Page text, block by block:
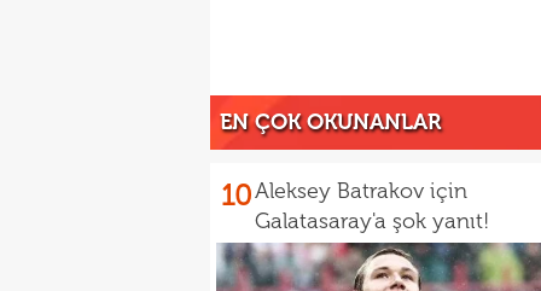
EN ÇOK OKUNANLAR
10Aleksey Batrakov için
Galatasaray'a şok yanıt!